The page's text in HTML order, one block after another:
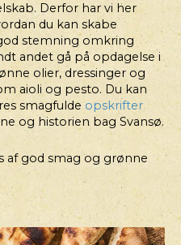
Derfor har vi her
du kan skabe
stemning omkring
andet gå på opdagelse i
olier, dressinger og
aioli og pesto. Du kan
smagfulde opskrifter
og historien bag Svansø.
af god smag og grønne